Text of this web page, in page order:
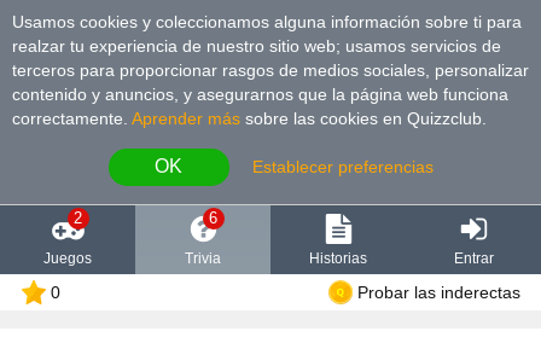
Usamos cookies y coleccionamos alguna información sobre ti para
realzar tu experiencia de nuestro sitio web; usamos servicios de
terceros para proporcionar rasgos de medios sociales, personalizar
contenido y anuncios, y asegurarnos que la página web funciona
correctamente. Aprender más sobre las cookies en Quizzclub.
OK Establecer preferencias
2
Juegos
6
Trivia Historias Entrar
0 Probar las inderectas